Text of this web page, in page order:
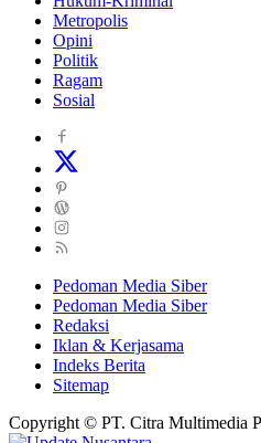
Metropolis
Opini
Politik
Ragam
Sosial
Pedoman Media Siber
Pedoman Media Siber
Redaksi
Iklan & Kerjasama
Indeks Berita
Sitemap
Copyright © PT. Citra Multimedia